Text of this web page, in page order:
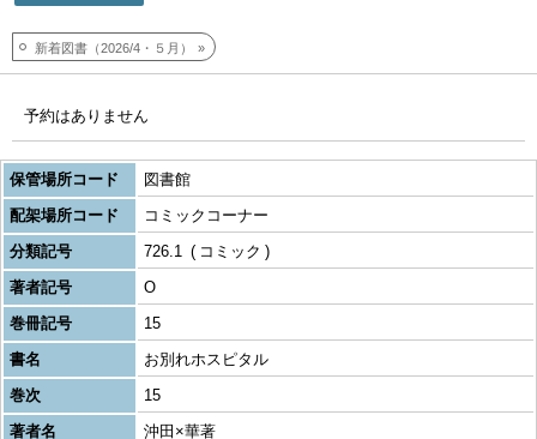
新着図書（2026/4・５月）
予約はありません
保管場所コード
図書館
配架場所コード
コミックコーナー
分類記号
726.1
コミック
著者記号
O
巻冊記号
15
書名
お別れホスピタル
巻次
15
著者名
沖田×華著